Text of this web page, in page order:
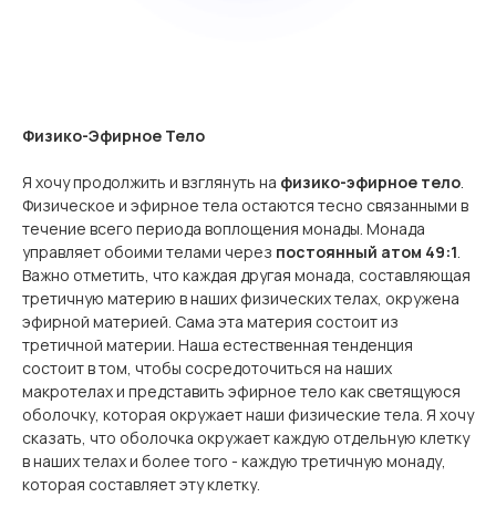
Физико-Эфирное Тело
Я хочу продолжить и взглянуть на физико-эфирное тело.
Физическое и эфирное тела остаются тесно связанными в
течение всего периода воплощения монады. Монада
управляет обоими телами через постоянный атом 49:1.
Важно отметить, что каждая другая монада, составляющая
третичную материю в наших физических телах, окружена
эфирной материей. Сама эта материя состоит из
третичной материи. Наша естественная тенденция
состоит в том, чтобы сосредоточиться на наших
макротелах и представить эфирное тело как светящуюся
оболочку, которая окружает наши физические тела. Я хочу
сказать, что оболочка окружает каждую отдельную клетку
в наших телах и более того - каждую третичную монаду,
которая составляет эту клетку.